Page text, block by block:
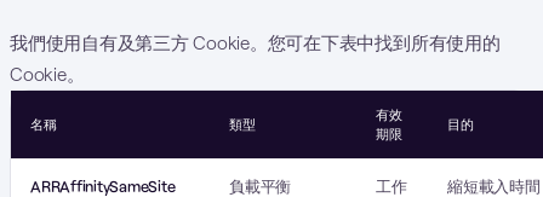
我們使用自有及第三方 Cookie。您可在下表中找到所有使用的
Cookie。
名稱 類型
有效
期限
目的
ARRAffinitySameSite 負載平衡
工作
縮短載入時間